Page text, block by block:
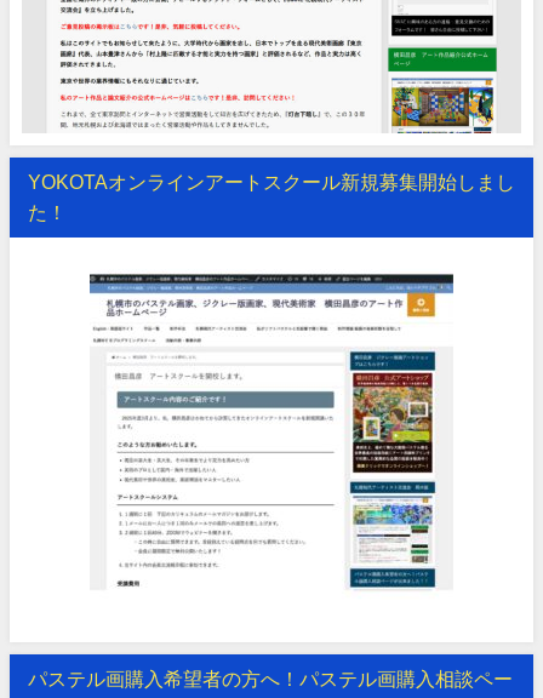
YOKOTAオンラインアートスクール新規募集開始しまし
た！
パステル画購入希望者の方へ！パステル画購入相談ペー